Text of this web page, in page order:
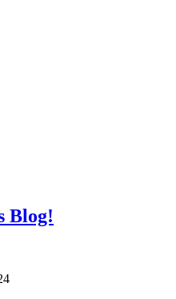
Blog!